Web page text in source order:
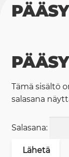
MUSEO
Tämä sisältö
salasana
Salasana: